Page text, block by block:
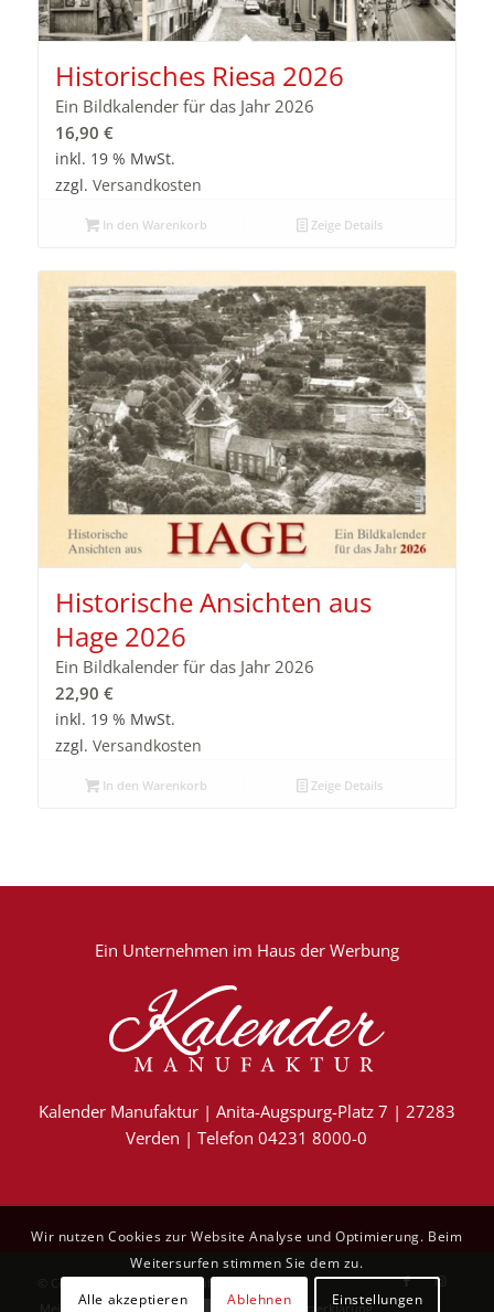
Historisches Riesa 2026
Ein Bildkalender für das Jahr 2026
16,90 €
inkl. 19 % MwSt.
zzgl. Versandkosten
In den Warenkorb Zeige Details
Historische Ansichten aus
Hage 2026
Ein Bildkalender für das Jahr 2026
22,90 €
inkl. 19 % MwSt.
zzgl. Versandkosten
In den Warenkorb Zeige Details
Ein Unternehmen im Haus der Werbung
Kalender Manufaktur | Anita-Augspurg-Platz 7 | 27283
Verden | Telefon 04231 8000-0
© Copyright - Kalender Manufaktur
Mein Konto
Kontakt Datenschutzerklärung
Wir nutzen Cookies zur Website Analyse und Optimierung. Beim
Weitersurfen stimmen Sie dem zu.
Alle akzeptieren
Ablehnen Einstellungen